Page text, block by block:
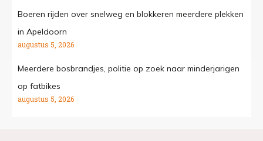
Boeren rijden over snelweg en blokkeren meerdere plekken
in Apeldoorn
augustus 5, 2026
Meerdere bosbrandjes, politie op zoek naar minderjarigen
op fatbikes
augustus 5, 2026